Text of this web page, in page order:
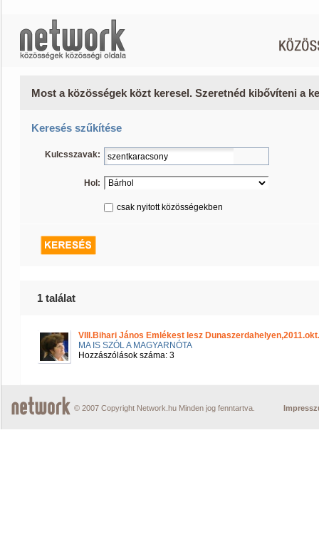
Most a közösségek közt keresel. Szeretnéd kibővíteni a
Keresés szűkítése
Kulcsszavak:
Hol:
csak nyitott közösségekben
1 találat
VIII.Bihari János Emlékest lesz
MA IS SZÓL A MAGYARNÓTA
Hozzászólások száma: 3
© 2007 Copyright Network.hu Minden jog fenntartva.